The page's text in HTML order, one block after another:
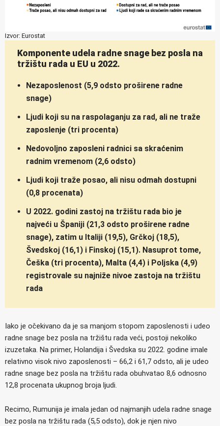
Izvor: Eurostat
Komponente udela radne snage bez posla na
tržištu rada u EU u 2022.
Nezaposlenost (5,9 odsto proširene radne
snage)
Ljudi koji su na raspolaganju za rad, ali ne traže
zaposlenje (tri procenta)
Nedovoljno zaposleni radnici sa skraćenim
radnim vremenom (2,6 odsto)
Ljudi koji traže posao, ali nisu odmah dostupni
(0,8 procenata)
U 2022. godini zastoj na tržištu rada bio je
najveći u Španiji (21,3 odsto proširene radne
snage), zatim u Italiji (19,5), Grčkoj (18,5),
Švedskoj (16,1) i Finskoj (15,1). Nasuprot tome,
Češka (tri procenta), Malta (4,4) i Poljska (4,9)
registrovale su najniže nivoe zastoja na tržištu
rada
Iako je očekivano da je sa manjom stopom zaposlenosti i udeo
radne snage bez posla na tržištu rada veći, postoji nekoliko
izuzetaka. Na primer, Holandija i Švedska su 2022. godine imale
relativno visok nivo zaposlenosti – 66,2 i 61,7 odsto, ali je udeo
radne snage bez posla na tržištu rada obuhvatao 8,6 odnosno
12,8 procenata ukupnog broja ljudi.
Recimo, Rumunija je imala jedan od najmanjih udela radne snage
bez posla na tržištu rada (5,5 odsto), dok je njen nivo